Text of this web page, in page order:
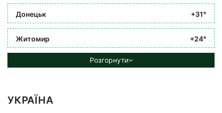
Донецьк +31°
Житомир +24°
Розгорнути
УКРАЇНА